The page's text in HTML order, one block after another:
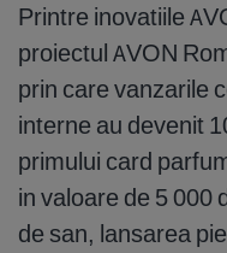
Printre inovatiile
proiectul AVON
prin care vanzarile
interne au devenit
primului card
in valoare de 5 000
de san, lansarea